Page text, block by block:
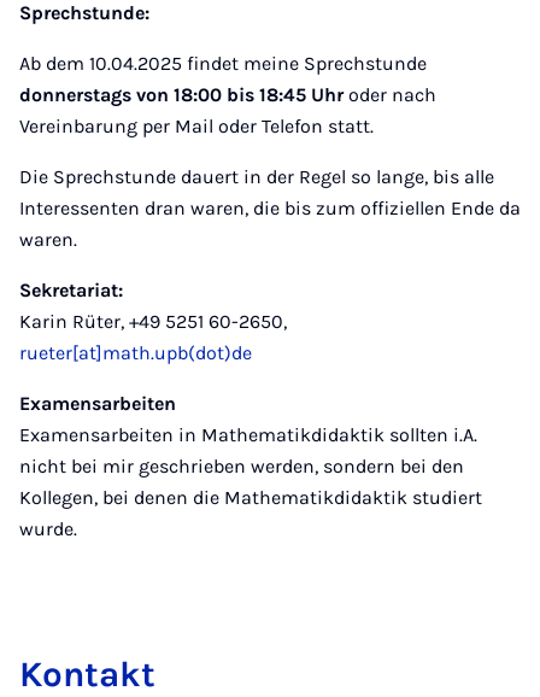
Sprechstunde:
Ab dem 10.04.2025 findet meine Sprechstunde
donnerstags von 18:00 bis 18:45 Uhroder nach
Vereinbarung per Mail oder Telefon statt.
Die Sprechstunde dauert in der Regel so lange, bis alle
Interessenten dran waren, die bis zum offiziellen Ende da
waren.
Sekretariat:
Karin Rüter, +49 5251 60-2650,
rueter[at]math.upb(dot)de
Examensarbeiten
Examensarbeiten in Mathematikdidaktik sollten i.A.
nicht bei mir geschrieben werden, sondern bei den
Kollegen, bei denen die Mathematikdidaktik studiert
wurde.
Kon­takt